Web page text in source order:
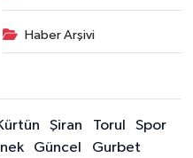
Haber Arşivi
Şiran Torul
Spor
Güncel Gurbet